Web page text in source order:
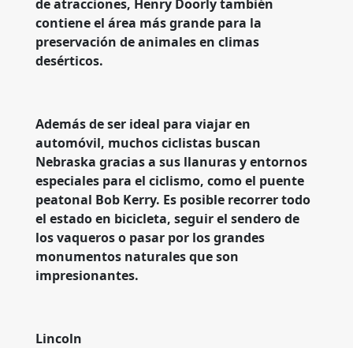
de atracciones, Henry Doorly también
contiene el área más grande para la
preservación de animales en climas
desérticos.
Además de ser ideal para viajar en
automóvil, muchos ciclistas buscan
Nebraska gracias a sus llanuras y entornos
especiales para el ciclismo, como el puente
peatonal Bob Kerry. Es posible recorrer todo
el estado en bicicleta, seguir el sendero de
los vaqueros o pasar por los grandes
monumentos naturales que son
impresionantes.
Lincoln